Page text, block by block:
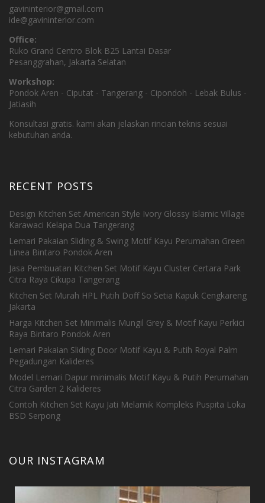
gavininterior@gmail.com
ide@gavininterior.com
Office:
Ruko Grand Centro Blok B25 Lantai Dasar
Pesanggrahan, Jakarta Selatan
Workshop:
Pondok Aren - Ciputat - Tangerang - Cipondoh - Lebak Bulus -
Jatiasih
Konsultasi gratis. kami akan jelaskan rincian teknis sesuai
kebutuhan anda.
RECENT POSTS
Design Kitchen Set American Style Ivory Glossy Islamic Village
Karawaci Kelapa Dua Tangerang
Lemari Pakaian Sliding & Swing Motif Kayu Perumahan Green
Linea Bintaro Pondok Aren
Jasa Pembuatan Kitchen Set Motif Kayu Cluster Certara Park
Citra Raya Cikupa Tangerang
Kitchen Set Murah HPL Putih Doff So Setia Kapuk Cengkareng
Jakarta
Harga Kitchen Set Minimalis Mungil Grey & Motif Kayu Perkici
Raya Bintaro Pondok Aren
Lemari Pakaian Sliding Door Motif Kayu & Putih Royal Palm
Pegadungan Kalideres
Model Lemari Dapur minimalis Motif Kayu & Putih Perumahan
Citra Garden 2 Kalideres
Contoh Kitchen Set Kayu Jati Melamik Kompleks Puspita Loka
BSD Serpong
OUR INSTAGRAM